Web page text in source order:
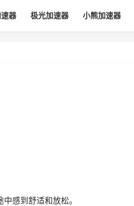
器 极光加速器 小熊加速器
感到舒适和放松。